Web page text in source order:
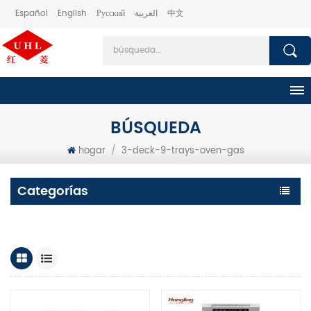
Español English Русский العربية 中文
BÚSQUEDA
hogar / 3-deck-9-trays-oven-gas
Categorías